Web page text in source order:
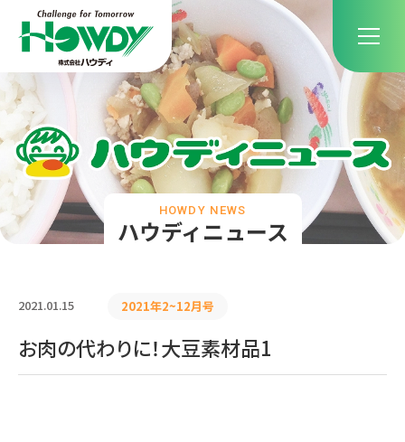
ハウディニュース
HOWDY NEWS
2021.01.15 2021年2~12月号
お肉の代わりに！大豆素材品1